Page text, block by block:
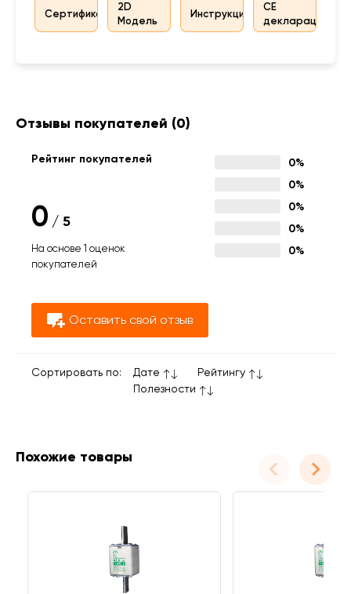
Сертификат
2D
Модель
Инструкция
CE
декларация
Отзывы покупателей (0)
Рейтинг покупателей
0 / 5
На основе 1 оценок
покупателей
0%
0%
0%
0%
0%
Оставить свой отзыв
Сортировать по: Дате
Рейтингу
Полезности
Похожие товары